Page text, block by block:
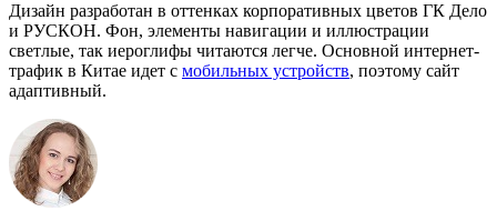
Дизайн разработан в оттенках корпоративных цветов ГК Дело
и РУСКОН. Фон, элементы навигации и иллюстрации
светлые, так иероглифы читаются легче. Основной интернет-
трафик в Китае идет с мобильных устройств, поэтому сайт
адаптивный.